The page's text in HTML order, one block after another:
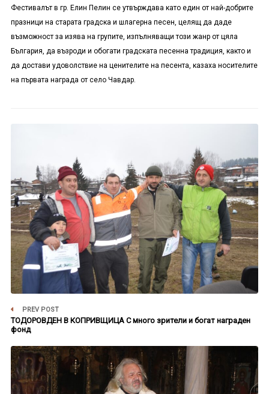
Фестивалът в гр. Елин Пелин се утвърждава като един от най-добрите
празници на старата градска и шлагерна песен, целящ да даде
възможност за изява на групите, изпълняващи този жанр от цяла
България, да възроди и обогати градската песенна традиция, както и
да достави удоволствие на ценителите на песента, казаха носителите
на първата награда от село Чавдар.
PREV POST
ТОДОРОВДЕН В КОПРИВЩИЦА С много зрители и богат награден
фонд